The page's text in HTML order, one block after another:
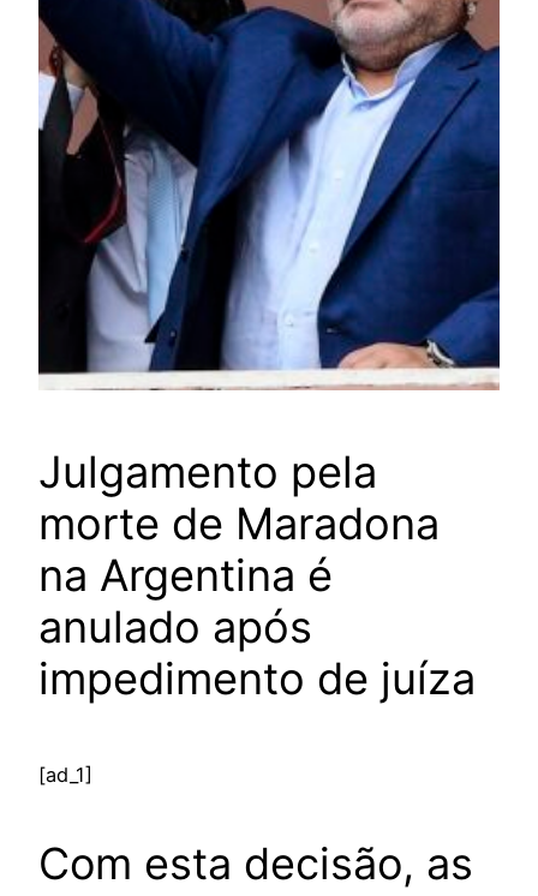
Julgamento pela
morte de Maradona
na Argentina é
anulado após
impedimento de juíza
[ad_1]
Com esta decisão, as